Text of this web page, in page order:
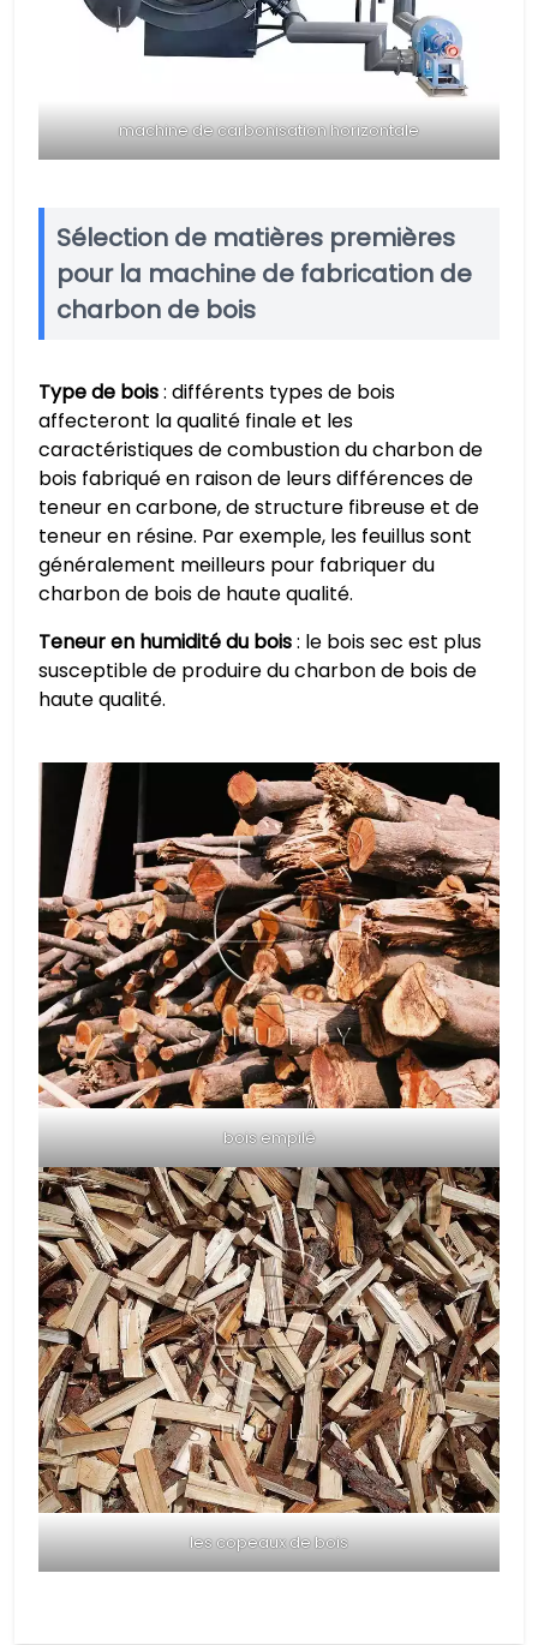
machine de carbonisation horizontale
Sélection de matières premières
pour la machine de fabrication de
charbon de bois
Type de bois: différents types de bois
affecteront la qualité finale et les
caractéristiques de combustion du charbon de
bois fabriqué en raison de leurs différences de
teneur en carbone, de structure fibreuse et de
teneur en résine. Par exemple, les feuillus sont
généralement meilleurs pour fabriquer du
charbon de bois de haute qualité.
Teneur en humidité du bois: le bois sec est plus
susceptible de produire du charbon de bois de
haute qualité.
bois empilé
les copeaux de bois